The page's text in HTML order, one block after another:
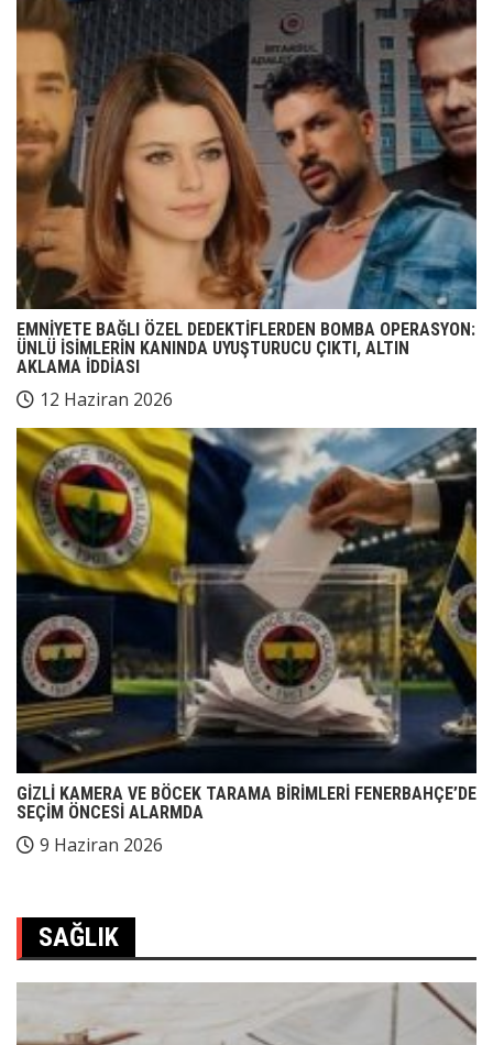
EMNİYETE BAĞLI ÖZEL DEDEKTİFLERDEN BOMBA OPERASYON:
ÜNLÜ İSİMLERİN KANINDA UYUŞTURUCU ÇIKTI, ALTIN
AKLAMA İDDİASI
12 Haziran 2026
GİZLİ KAMERA VE BÖCEK TARAMA BİRİMLERİ FENERBAHÇE’DE
SEÇİM ÖNCESİ ALARMDA
9 Haziran 2026
SAĞLIK